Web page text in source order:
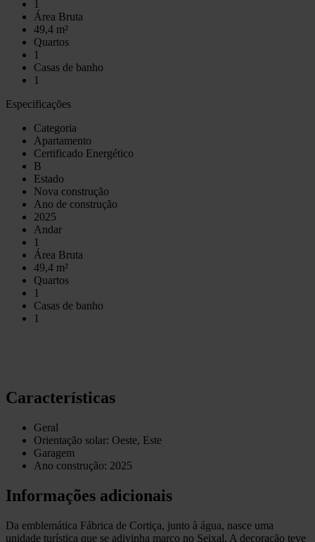
1
Área Bruta
49,4 m²
Quartos
1
Casas de banho
1
Especificações
Categoria
Apartamento
Certificado Energético
B
Estado
Nova construção
Ano de construção
2025
Andar
1
Área Bruta
49,4 m²
Quartos
1
Casas de banho
1
Características
Geral
Orientação solar: Oeste, Este
Garagem
Ano construção: 2025
Informações adicionais
Da emblemática Fábrica de Cortiça, junto à água, nasce uma
unidade turística que se adivinha marco no Seixal. A decoração teve